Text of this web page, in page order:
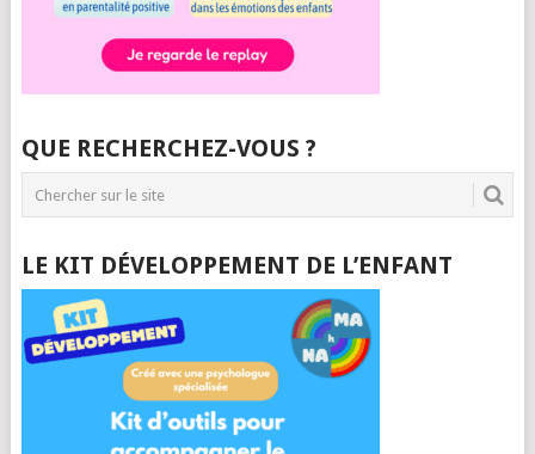
QUE RECHERCHEZ-VOUS ?
LE KIT DÉVELOPPEMENT DE L’ENFANT